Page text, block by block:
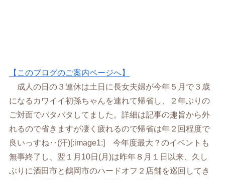
【このブログのご案内ページへ】
成人の日の３連休は土日に長女夫婦が今年５月で３歳
になるカワイイ初孫ちゃんを連れて帰省し、２年ぶりの
ご対面でバタバタしてました。詳細は記事の趣旨から外
れるので省きますが凄く疲れるので帰省は年２回程度で
良いっすね‥(汗)[:image1:] 今年度最大？のイベントも
無事終了し、翌１月10日(月)は昨年８月１日以来、久し
ぶりに酒田市と鶴岡市のハードオフ２店舗を巡回してき